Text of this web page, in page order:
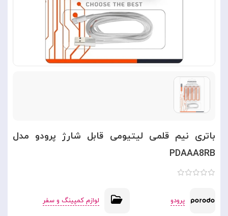
باتری نیم قلمی لیتیومی قابل شارژ پرودو مدل
PDAAA8RB
پرودو لوازم کمپینگ و سفر